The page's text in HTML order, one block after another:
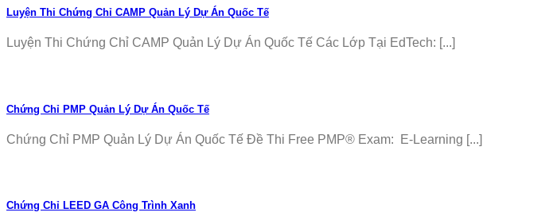
Luyện Thi Chứng Chỉ CAMP Quản Lý Dự Án Quốc Tế
Luyện Thi Chứng Chỉ CAMP Quản Lý Dự Án Quốc Tế Các Lớp Tại EdTech: [...]
Chứng Chỉ PMP Quản Lý Dự Án Quốc Tế
Chứng Chỉ PMP Quản Lý Dự Án Quốc Tế Đề Thi Free PMP® Exam: E-Learning [...]
Chứng Chỉ LEED GA Công Trình Xanh